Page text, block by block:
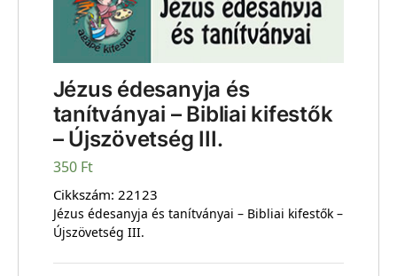
Jézus édesanyja és
tanítványai – Bibliai kifestők
– Újszövetség III.
350 Ft
Cikkszám: 22123
Jézus édesanyja és tanítványai – Bibliai kifestők –
Újszövetség III.